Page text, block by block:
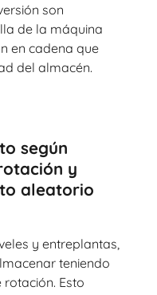
son
de la máquina
en cadena que
del almacén.
según
y
aleatorio
y entreplantas,
teniendo
Esto